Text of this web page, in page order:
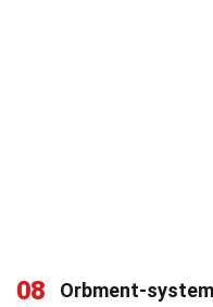
08
Orbment-